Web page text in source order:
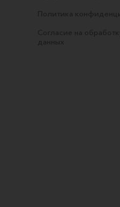
Политика
Согласие на
данных